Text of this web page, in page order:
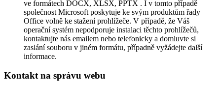
ve formátech DOCX, XLSX, PPTX . I v tomto případě
společnost Microsoft poskytuje ke svým produktům řady
Office volně ke stažení prohlížeče. V případě, že Váš
operační systém nepodporuje instalaci těchto prohlížečů,
kontaktujte nás emailem nebo telefonicky a domluvte si
zaslání souboru v jiném formátu, případně vyžádejte další
informace.
Kontakt na správu webu